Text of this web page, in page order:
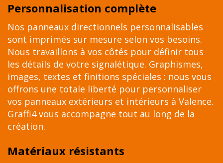
Personnalisation complète
Nos panneaux directionnels personnalisables
sont imprimés sur mesure selon vos besoins.
Nous travaillons à vos côtés pour définir tous
les détails de votre signalétique. Graphismes,
images, textes et finitions spéciales : nous vous
offrons une totale liberté pour personnaliser
vos panneaux extérieurs et intérieurs à Valence.
Graffi4 vous accompagne tout au long de la
création.
Matériaux résistants